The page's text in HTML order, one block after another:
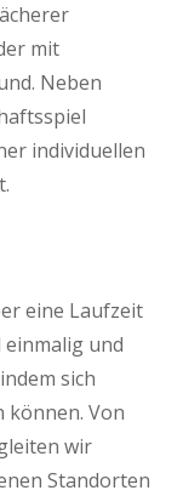
mit
Neben
individuellen
eine Laufzeit
einmalig und
sich
können. Von
wir
Standorten